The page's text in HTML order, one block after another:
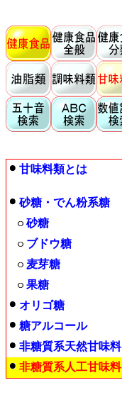
甘味料類とは
砂糖・でん粉系糖
砂糖
ブドウ糖
麦芽糖
果糖
オリゴ糖
糖アルコール
非糖質系天然甘味料
非糖質系人工甘味料